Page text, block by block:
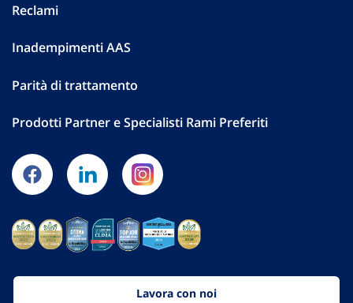
Reclami
Inadempimenti AAS
Parità di trattamento
Prodotti Partner e Specialisti Rami Preferiti
Lavora con noi